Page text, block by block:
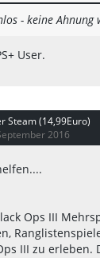
- keine Ahnung
User.
Steam (14,99Euro)
2016
Ops III
III zu erleben.